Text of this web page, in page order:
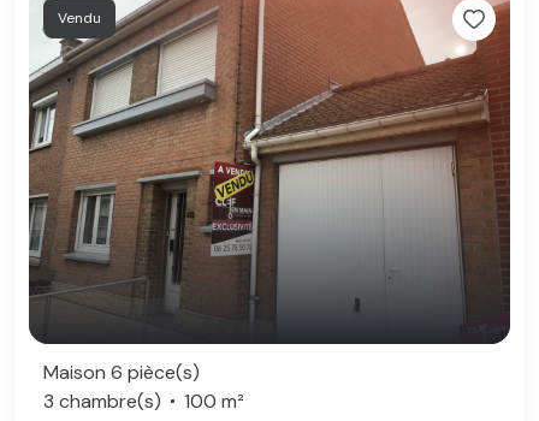
Vendu
Maison 6 pièce(s)
3 chambre(s)
100 m²